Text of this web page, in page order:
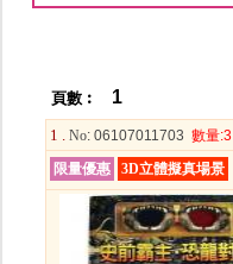
頁數︰ 1
1 . No: 06107011703 數量:3
限量優惠
3D立體擬真場景